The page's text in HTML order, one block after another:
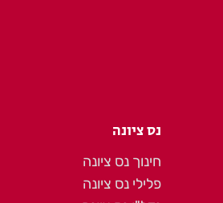
נס ציונה
חינוך נס ציונה
פלילי נס ציונה